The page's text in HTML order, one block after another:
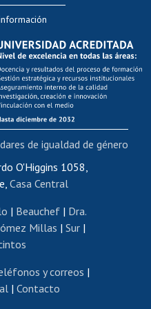
docente
AUCAI
os
capacitación
personal
interna
de renta
honorarios
blancas
os
de títulos
Movilidad Estudiantil
O'Higgins 1058,
Casa Central
| Beauchef| Dra.
Millas | Sur |
y correos |
| Contacto
de igualdad de género